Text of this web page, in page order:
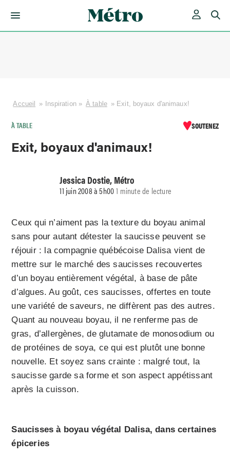
Accueil » Inspiration» À table » Exit, boyaux d'animaux!
À TABLE SOUTENEZ
Exit, boyaux d'animaux!
Jessica Dostie, Métro
11 juin 2008 à 5h001 minute de lecture
Ceux qui n’aiment pas la texture du boyau animal
sans pour autant détester la saucisse peuvent se
réjouir : la compagnie québécoise Dalisa vient de
mettre sur le marché des saucisses recouvertes
d’un boyau entièrement végétal, à base de pâte
d’algues. Au goût, ces saucisses, offertes en toute
une variété de saveurs, ne diffèrent pas des autres.
Quant au nouveau boyau, il ne renferme pas de
gras, d’allergènes, de glutamate de monosodium ou
de protéines de soya, ce qui est plutôt une bonne
nouvelle. Et soyez sans crainte : malgré tout, la
saucisse garde sa forme et son aspect appétissant
après la cuisson.
Saucisses à boyau végétal Dalisa, dans certaines
épiceries